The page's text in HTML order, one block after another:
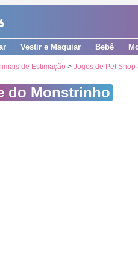
Vestir e Maquiar Bebê
de Estimação > Jogos de Pet Shop
do Monstrinho